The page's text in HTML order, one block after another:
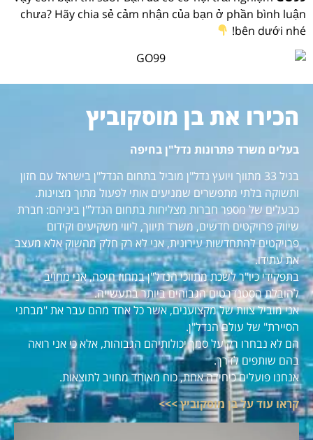
chưa? Hãy chia sẻ cảm nhận của bạn ở phần bình luận
bên dưới nhé!
הכירו את בן מוסקוביץ
בעלים משרד פתרונות נדל"ן בחיפה
בגיל 33 מתווך ויועץ נדל"ן מוביל בתחום הנדל"ן בישראל עם חזון
ותשוקה בלתי מתפשרים שמניעים אותי לפעול מתוך מצוינות.
כבעלים של מספר חברות מצליחות בתחום הנדל"ן ביניהם: חברת
שיווק פרויקטים חדשים, משרד תיווך, ליווי משקיעים וקידום
פרויקטים להתחדשות עירונית, אני לא רק חלק מהשוק אלא מעצב
את עתידו.
בתפקידי כיו"ר לשכת מתווכי הנדל"ן במחוז חיפה, אני מחויב
להובלת הסטנדרטים הגבוהים ביותר בתעשייה.
אני מוביל צוות של מקצוענים, אשר כל אחד מהם עבר את "מבחני
הסיירת" של עולם הנדל"ן.
הם לא נבחרו רק על סמך יכולותיהם הגבוהות, אלא כי אני רואה
בהם שותפים לדרך.
אנחנו פועלים כיחידה אחת, כוח מאוחד מחויב לתוצאות.
קראו עוד על בן מוסקוביץ >>>